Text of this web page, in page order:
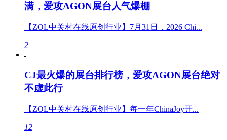
满，爱攻AGON展台人气爆棚
【ZOL中关村在线原创行业】7月31日，2026 Chi...
2
CJ最火爆的展台排行榜，爱攻AGON展台绝对
不虚此行
【ZOL中关村在线原创行业】每一年ChinaJoy开...
12